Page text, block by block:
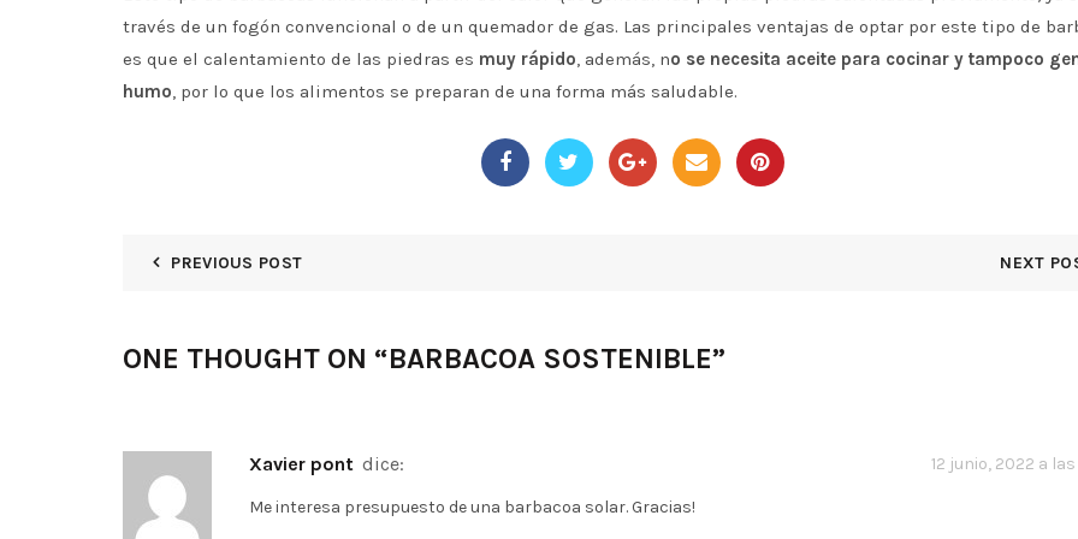
través de un fogón convencional o de un quemador de gas. Las principales ventajas de optar por este tipo de
es que el calentamiento de las piedras es muy rápido, además, no se necesita aceite para cocinar y tampoco
humo, por lo que los alimentos se preparan de una forma más saludable.
PREVIOUS POST NEXT
ONE THOUGHT ON “BARBACOA SOSTENIBLE”
xavier pont dice: 12 junio, 2022 a
Me interesa presupuesto de una barbacoa solar. Gracias!